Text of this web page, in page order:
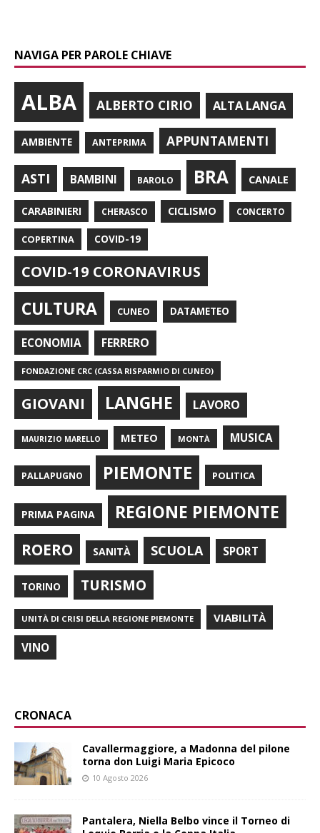
NAVIGA PER PAROLE CHIAVE
ALBA ALBERTO CIRIO ALTA LANGA
AMBIENTE ANTEPRIMA APPUNTAMENTI
ASTI BAMBINI BAROLO BRA CANALE
CARABINIERI CHERASCO CICLISMO CONCERTO
COPERTINA COVID-19
COVID-19 CORONAVIRUS
CULTURA CUNEO DATAMETEO
ECONOMIA FERRERO
FONDAZIONE CRC (CASSA RISPARMIO DI CUNEO)
GIOVANI LANGHE LAVORO
MAURIZIO MARELLO METEO MONTÀ MUSICA
PALLAPUGNO PIEMONTE POLITICA
PRIMA PAGINA REGIONE PIEMONTE
ROERO SANITÀ SCUOLA SPORT
TORINO TURISMO
UNITÀ DI CRISI DELLA REGIONE PIEMONTE VIABILITÀ
VINO
CRONACA
Cavallermaggiore, a Madonna del pilone
torna don Luigi Maria Epicoco
10 Agosto 2026
Pantalera, Niella Belbo vince il Torneo di